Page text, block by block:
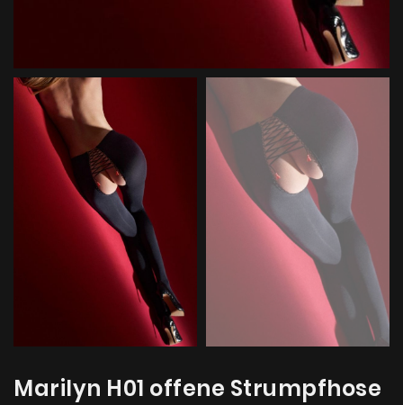
Marilyn H01 offene Strumpfhose